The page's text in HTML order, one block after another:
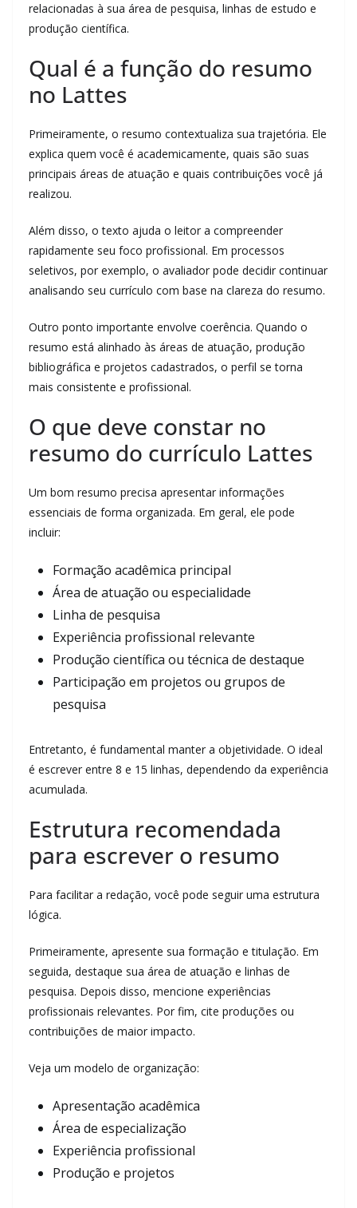
relacionadas à sua área de pesquisa, linhas de estudo e
produção científica.
Qual é a função do resumo
no Lattes
Primeiramente, o resumo contextualiza sua trajetória. Ele
explica quem você é academicamente, quais são suas
principais áreas de atuação e quais contribuições você já
realizou.
Além disso, o texto ajuda o leitor a compreender
rapidamente seu foco profissional. Em processos
seletivos, por exemplo, o avaliador pode decidir continuar
analisando seu currículo com base na clareza do resumo.
Outro ponto importante envolve coerência. Quando o
resumo está alinhado às áreas de atuação, produção
bibliográfica e projetos cadastrados, o perfil se torna
mais consistente e profissional.
O que deve constar no
resumo do currículo Lattes
Um bom resumo precisa apresentar informações
essenciais de forma organizada. Em geral, ele pode
incluir:
Formação acadêmica principal
Área de atuação ou especialidade
Linha de pesquisa
Experiência profissional relevante
Produção científica ou técnica de destaque
Participação em projetos ou grupos de
pesquisa
Entretanto, é fundamental manter a objetividade. O ideal
é escrever entre 8 e 15 linhas, dependendo da experiência
acumulada.
Estrutura recomendada
para escrever o resumo
Para facilitar a redação, você pode seguir uma estrutura
lógica.
Primeiramente, apresente sua formação e titulação. Em
seguida, destaque sua área de atuação e linhas de
pesquisa. Depois disso, mencione experiências
profissionais relevantes. Por fim, cite produções ou
contribuições de maior impacto.
Veja um modelo de organização:
Apresentação acadêmica
Área de especialização
Experiência profissional
Produção e projetos